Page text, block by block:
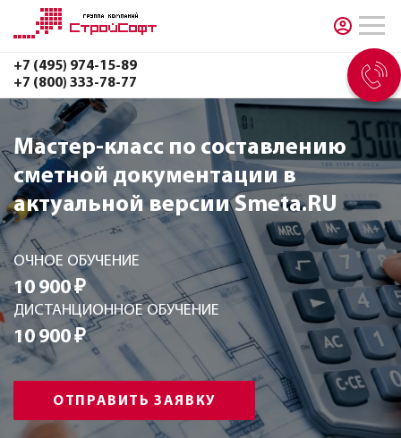
+7 (495) 974-15-89
+7 (800) 333-78-77
Мастер-класс по составлению
сметной документации в
актуальной версии Smeta.RU
ОЧНОЕ ОБУЧЕНИЕ
10 900 ₽
ДИСТАНЦИОННОЕ ОБУЧЕНИЕ
10 900 ₽
ОТПРАВИТЬ ЗАЯВКУ